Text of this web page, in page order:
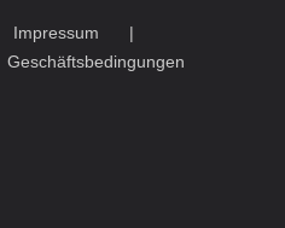
Impressum
Geschäftsbedingungen